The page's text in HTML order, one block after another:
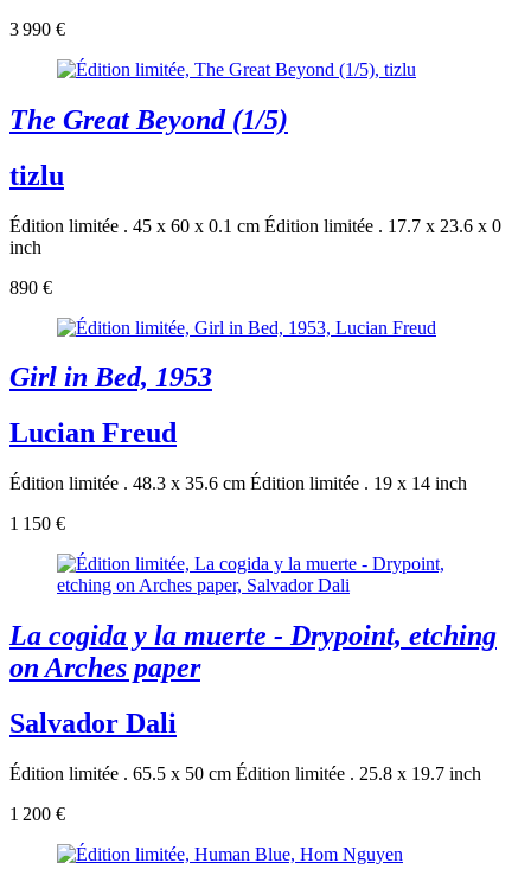
3 990 €
The Great Beyond (1/5)
tizlu
Édition limitée . 45 x 60 x 0.1 cm Édition limitée . 17.7 x 23.6 x 0
inch
890 €
Girl in Bed, 1953
Lucian Freud
Édition limitée . 48.3 x 35.6 cm Édition limitée . 19 x 14 inch
1 150 €
La cogida y la muerte - Drypoint, etching
on Arches paper
Salvador Dali
Édition limitée . 65.5 x 50 cm Édition limitée . 25.8 x 19.7 inch
1 200 €